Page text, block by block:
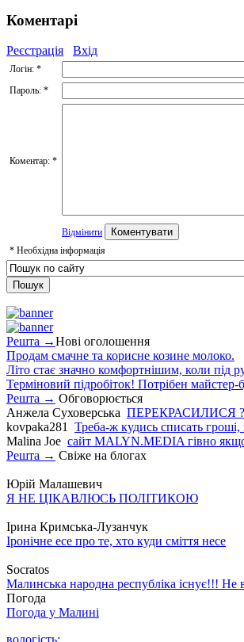
Коментарі
Реєстрація Вхід
Логін: *
Пароль: *
Коментар: *
Відмінити
* Необхідна інформація
Решта →Нові оголошення
Продам смачне та корисне козине молоко.
Літо стає значно комфортнішим, коли під
Терміновий підробіток! Потрібен
Решта → Обговорюється
Анжела Суховерська ПЕРЕКРАСИЛИСЯ
kovpaka281
Треба-ж кудись списать
Malina Joe сайт MALYN.MEDIA гiвно
Решта → Свіже на блогах
Юрій Малашевич
Я НЕ ЦІКАВЛЮСЬ ПОЛІТИКОЮ
Ірина Кримська-Лузанчук
Іронічне есе про те, хто куди сміття несе
Socratos
Малинська народна республіка існує!!! Не
Погода
Погода у Малині